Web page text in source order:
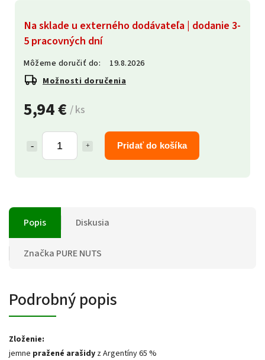
5,94 € / ks
Pridať do košíka
Na sklade u externého dodávateľa | dodanie 3-
5 pracovných dní
Môžeme doručiť do:
19.8.2026
Možnosti doručenia
Popis Diskusia
Značka PURE NUTS
Podrobný popis
Zloženie:
jemne pražené arašidy z Argentíny 65 %